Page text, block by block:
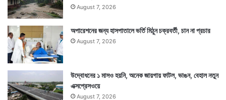
August 7, 2026
অপারেশনের জন্য হাসপাতালে ভর্তি মিঠুন চক্রবর্তী, চান না প্রচার
August 7, 2026
উদ্বোধনের ১ মাসও হয়নি, অনেক জায়গায় ফাটল, ভাঙন, বেহাল নতুন
এক্সপ্রেসওয়ে
August 7, 2026